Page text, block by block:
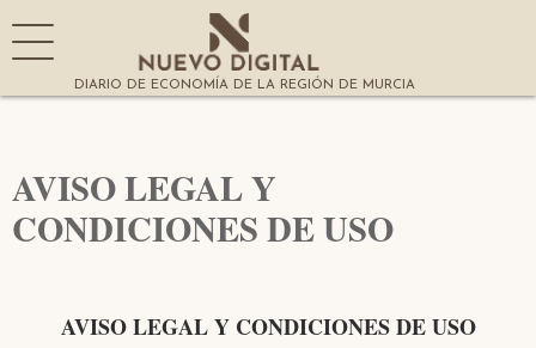
DIARIO DE ECONOMÍA DE LA REGIÓN DE MURCIA
AVISO LEGAL Y
CONDICIONES DE USO
AVISO LEGAL Y CONDICIONES DE USO